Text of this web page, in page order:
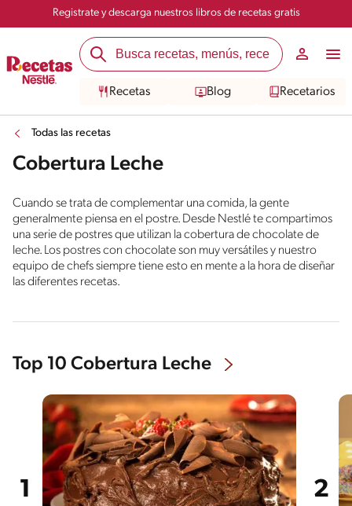
Registrate y descarga nuestros libros de recetas gratis
Recetas Blog Recetarios
Todas las recetas
Cobertura Leche
Cuando se trata de complementar una comida, la gente
generalmente piensa en el postre. Desde Nestlé te compartimos
una serie de postres que utilizan la cobertura de chocolate de
leche. Los postres con chocolate son muy versátiles y nuestro
equipo de chefs siempre tiene esto en mente a la hora de diseñar
las diferentes recetas.
Top 10 Cobertura Leche